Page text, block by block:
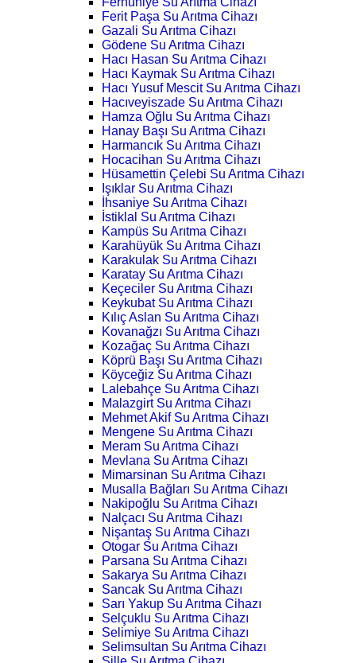
Ferit Paşa Su Arıtma Cihazı
Gazali Su Arıtma Cihazı
Gödene Su Arıtma Cihazı
Hacı Hasan Su Arıtma Cihazı
Hacı Kaymak Su Arıtma Cihazı
Hacı Yusuf Mescit Su Arıtma Cihazı
Hacıveyiszade Su Arıtma Cihazı
Hamza Oğlu Su Arıtma Cihazı
Hanay Başı Su Arıtma Cihazı
Harmancık Su Arıtma Cihazı
Hocacihan Su Arıtma Cihazı
Hüsamettin Çelebi Su Arıtma Cihazı
Işıklar Su Arıtma Cihazı
İhsaniye Su Arıtma Cihazı
İstiklal Su Arıtma Cihazı
Kampüs Su Arıtma Cihazı
Karahüyük Su Arıtma Cihazı
Karakulak Su Arıtma Cihazı
Karatay Su Arıtma Cihazı
Keçeciler Su Arıtma Cihazı
Keykubat Su Arıtma Cihazı
Kılıç Aslan Su Arıtma Cihazı
Kovanağzı Su Arıtma Cihazı
Kozağaç Su Arıtma Cihazı
Köprü Başı Su Arıtma Cihazı
Köyceğiz Su Arıtma Cihazı
Lalebahçe Su Arıtma Cihazı
Malazgirt Su Arıtma Cihazı
Mehmet Akif Su Arıtma Cihazı
Mengene Su Arıtma Cihazı
Meram Su Arıtma Cihazı
Mevlana Su Arıtma Cihazı
Mimarsinan Su Arıtma Cihazı
Musalla Bağları Su Arıtma Cihazı
Nakipoğlu Su Arıtma Cihazı
Nalçacı Su Arıtma Cihazı
Nişantaş Su Arıtma Cihazı
Otogar Su Arıtma Cihazı
Parsana Su Arıtma Cihazı
Sakarya Su Arıtma Cihazı
Sancak Su Arıtma Cihazı
Sarı Yakup Su Arıtma Cihazı
Selçuklu Su Arıtma Cihazı
Selimiye Su Arıtma Cihazı
Selimsultan Su Arıtma Cihazı